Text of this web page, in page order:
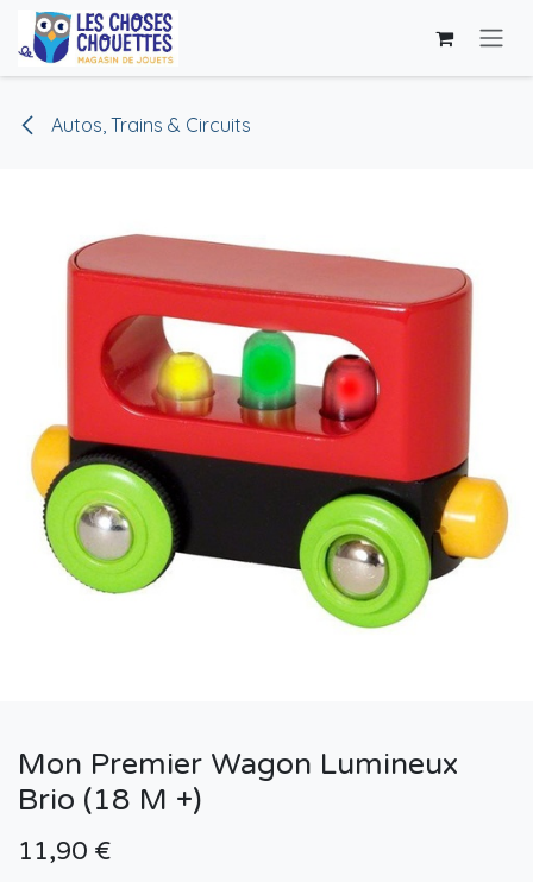
Se rendre au contenu
Autos, Trains & Circuits
Mon Premier Wagon Lumineux
Brio (18 M +)
11,90 €